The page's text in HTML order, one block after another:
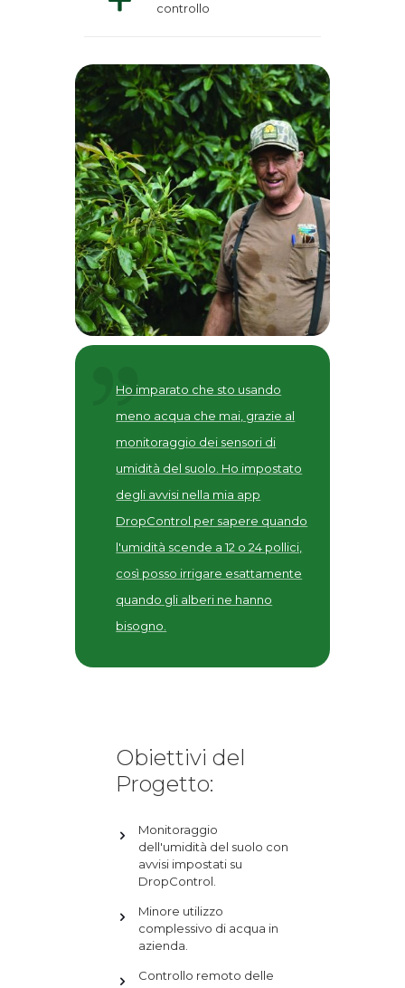
controllo
Ho imparato che sto usando
meno acqua che mai, grazie al
monitoraggio dei sensori di
umidità del suolo. Ho impostato
degli avvisi nella mia app
DropControl per sapere quando
l'umidità scende a 12 o 24 pollici,
così posso irrigare esattamente
quando gli alberi ne hanno
bisogno.
Obiettivi del
Progetto:
Monitoraggio
dell'umidità del suolo con
avvisi impostati su
DropControl.
Minore utilizzo
complessivo di acqua in
azienda.
Controllo remoto delle